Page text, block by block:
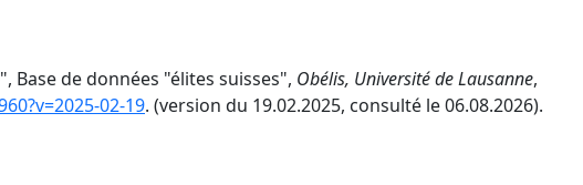
Base de données "élites suisses", Obélis, Université de Lausanne,
02-19. (version du 19.02.2025, consulté le 06.08.2026).